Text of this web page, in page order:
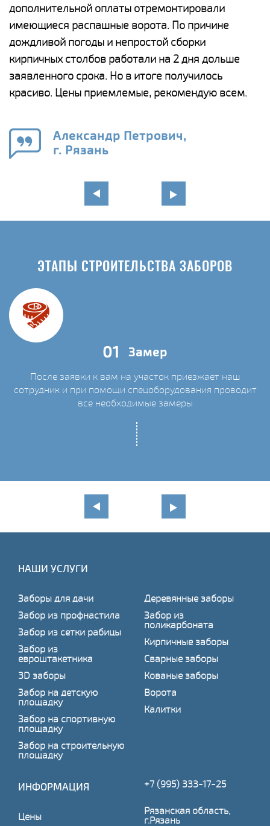
дополнительной оплаты отремонтировали
имеющиеся распашные ворота. По причине
дождливой погоды и непростой сборки
кирпичных столбов работали на 2 дня дольше
заявленного срока. Но в итоге получилось
красиво. Цены приемлемые, рекомендую всем.
Александр Петрович,
г. Рязань
ЭТАПЫ СТРОИТЕЛЬСТВА ЗАБОРОВ
01 Замер
После заявки к вам на участок приезжает наш
сотрудник и при помощи спецоборудования проводит
все необходимые замеры
НАШИ УСЛУГИ
Заборы для дачи
Забор из профнастила
Забор из сетки рабицы
Забор из
евроштакетника
3D заборы
Забор на детскую
площадку
Забор на спортивную
площадку
Забор на строительную
площадку
Деревянные заборы
Забор из
поликарбоната
Кирпичные заборы
Сварные заборы
Кованые заборы
Ворота
Калитки
ИНФОРМАЦИЯ
Цены
+7 (995) 333-17-25
Рязанская область,
г.Рязань